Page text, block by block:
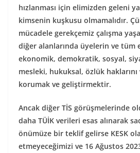
hızlanması için elimizden geleni
kimsenin kuşkusu olmamalıdır.
mücadele gerekçemiz çalışma
diğer alanlarında üyelerin ve tüm
ekonomik, demokratik, sosyal,
mesleki, hukuksal, özlük haklarını
korumak ve geliştirmektir.
Ancak diğer TİS görüşmelerinde
daha TÜİK verileri esas alınarak
önümüze bir teklif gelirse KESK
etmeyeceğimizi ve 16 Ağustos